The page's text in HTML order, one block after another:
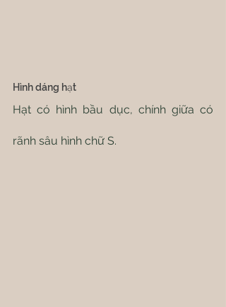
Hình dáng hạt
Hạt có hình bầu dục, chính giữa có
rãnh sâu hình chữ S.